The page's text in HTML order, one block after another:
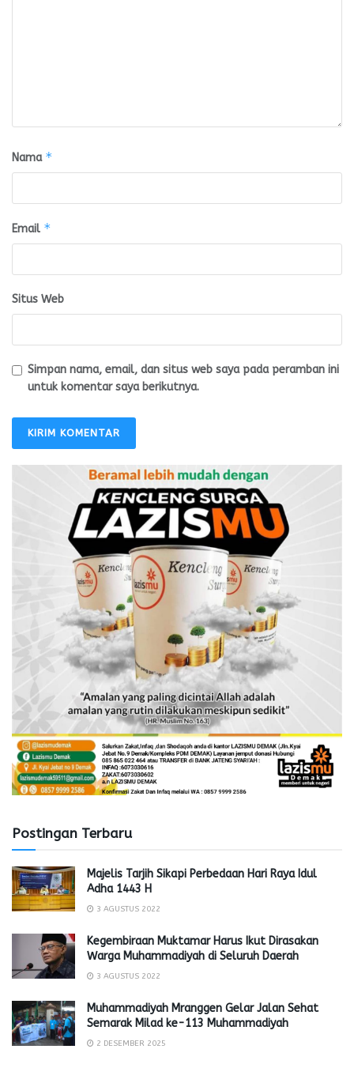
Nama *
Email *
Situs Web
Simpan nama, email, dan situs web saya pada peramban ini
untuk komentar saya berikutnya.
Postingan Terbaru
Majelis Tarjih Sikapi Perbedaan Hari Raya Idul
Adha 1443 H
3 AGUSTUS 2022
Kegembiraan Muktamar Harus Ikut Dirasakan
Warga Muhammadiyah di Seluruh Daerah
3 AGUSTUS 2022
Muhammadiyah Mranggen Gelar Jalan Sehat
Semarak Milad ke-113 Muhammadiyah
2 DESEMBER 2025